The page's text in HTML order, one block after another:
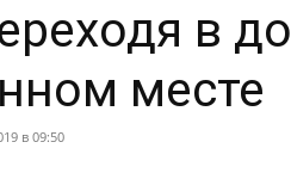
в
месте
в 09:50